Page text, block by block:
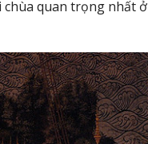
chùa quan trọng nhất ở